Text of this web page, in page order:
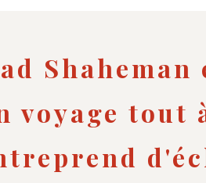
Shaheman
voyage